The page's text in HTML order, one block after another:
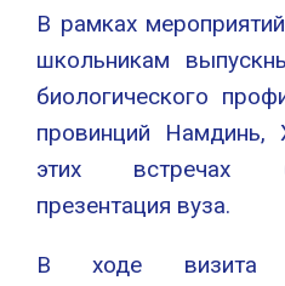
В рамках
школьникам
биологического
провинций
этих встречах
презентация вуза.
В ходе визита